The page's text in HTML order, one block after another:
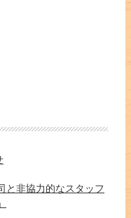
と非協力的なスタッフ